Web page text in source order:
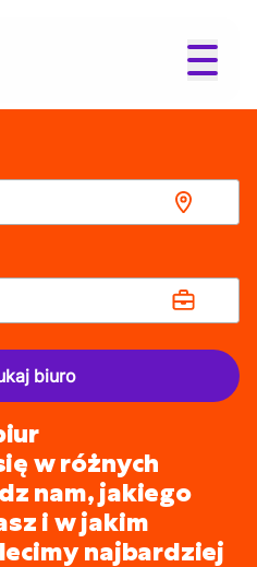
biuro
w różnych
nam, jakiego
i w jakim
najbardziej